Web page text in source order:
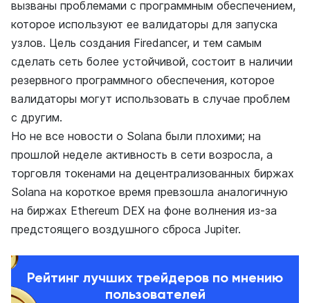
вызваны проблемами с программным обеспечением,
которое используют ее валидаторы для запуска
узлов. Цель создания Firedancer, и тем самым
сделать сеть более устойчивой, состоит в наличии
резервного программного обеспечения, которое
валидаторы могут использовать в случае проблем
с другим.
Но не все новости о Solana были плохими; на
прошлой неделе активность в сети возросла, а
торговля токенами на децентрализованных биржах
Solana на короткое время превзошла аналогичную
на биржах Ethereum DEX на фоне волнения из-за
предстоящего воздушного сброса Jupiter.
Рейтинг лучших трейдеров по мнению
пользователей